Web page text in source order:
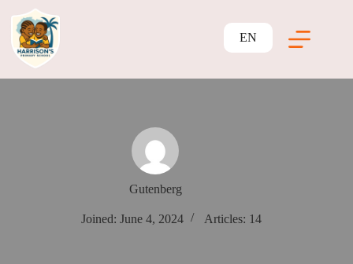
EN
Gutenberg
Joined: June 4, 2024 Articles: 14